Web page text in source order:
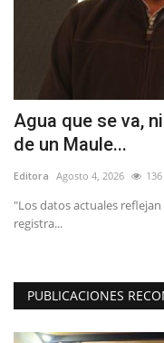
Agua que se va,
de un Maule...
Editora Agosto 4, 2026 136
"Los datos actuales
registra...
PUBLICACIONES